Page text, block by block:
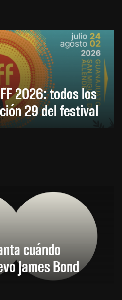
2026: todos los
29 del festival
cuándo
James Bond